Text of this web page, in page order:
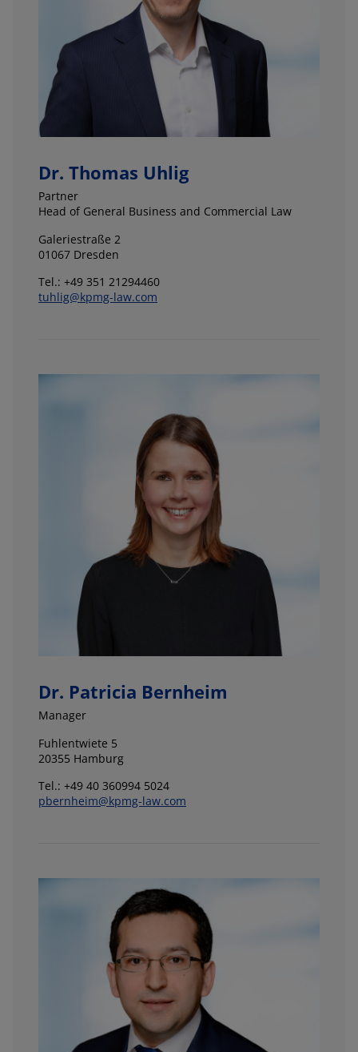
Dr. Thomas Uhlig
Partner
Head of General Business and Commercial Law
Galeriestraße 2
01067 Dresden
Tel.: +49 351 21294460
tuhlig@kpmg-law.com
Dr. Patricia Bernheim
Manager
Fuhlentwiete 5
20355 Hamburg
Tel.: +49 40 360994 5024
pbernheim@kpmg-law.com